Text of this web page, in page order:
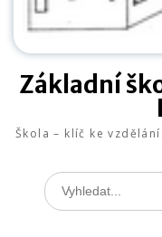
Základní
Škola – klíč ke
Search
for: